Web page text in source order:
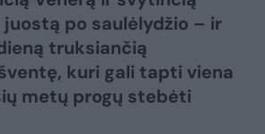
juostą po saulėlydžio – ir
truksiančią
kuri gali tapti viena
metų progų stebėti